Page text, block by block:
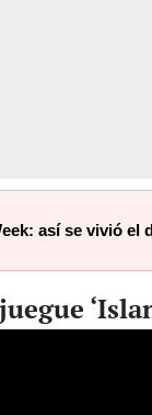
así se vivió el